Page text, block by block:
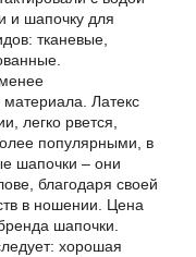
и шапочку для
тканевые,
материала. Латекс
легко рвется,
популярными, в
шапочки – они
благодаря своей
в ношении. Цена
шапочки.
хорошая